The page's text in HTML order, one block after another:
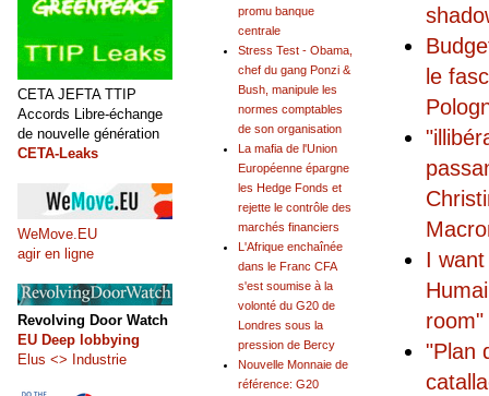
le
I
"Plan
promu banque
centrale
Stress Test - Obama,
chef du gang Ponzi &
Bush, manipule les
normes comptables
de son organisation
La mafia de l'Union
Européenne épargne
les Hedge Fonds et
rejette le contrôle des
marchés financiers
L'Afrique enchaînée
dans le Franc CFA
s'est soumise à la
volonté du G20 de
Londres sous la
pression de Bercy
Nouvelle Monnaie de
référence: G20
CETA JEFTA TTIP
Accords Libre-échange
de nouvelle génération
CETA-Leaks
WeMove.EU
agir en ligne
Revolving Door Watch
EU Deep lobbying
Elus <> Industrie